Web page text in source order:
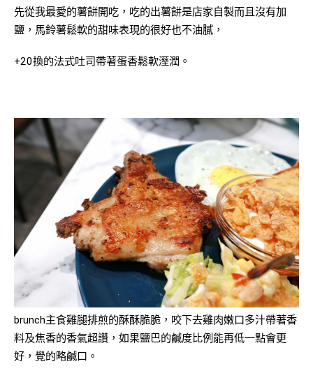
先從我最愛的薯餅開吃，吃的出薯餅是店家自製而且沒有加
鹽，馬鈴薯鬆軟的甜味表現的很好也不油膩，
+20換的法式吐司帶著蛋香鬆軟溼潤。
brunch主食雞腿排煎的酥酥脆脆，咬下去雞肉嫩口多汁帶著香
料及焦香的香氣超讚，如果鹽巴的鹹度比例能再低一點會更
好，覺的略鹹口。